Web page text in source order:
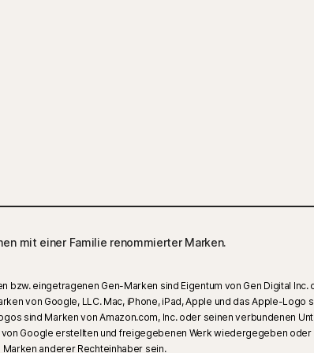
mit einer Familie renommierter Marken.
bzw. eingetragenen Gen-Marken sind Eigentum von Gen Digital
von Google, LLC. Mac, iPhone, iPad, Apple und das Apple-
sind Marken von Amazon.com, Inc. oder seinen verbundenen
Google erstellten und freigegebenen Werk wiedergegeben
anderer Rechteinhaber sein.